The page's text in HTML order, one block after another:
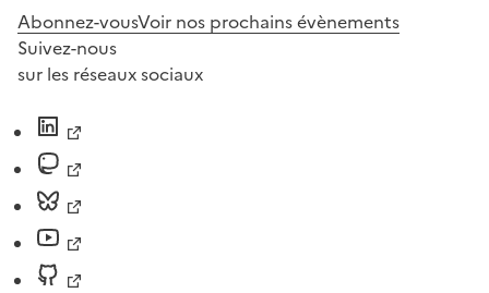
Abonnez-vousVoir nos prochains évènements
Suivez-nous
sur les réseaux sociaux